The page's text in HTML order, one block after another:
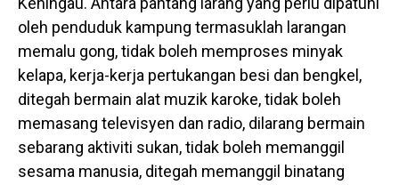
oleh penduduk kampung termasuklah larangan
memalu gong, tidak boleh memproses minyak
kelapa, kerja-kerja pertukangan besi dan bengkel,
ditegah bermain alat muzik karoke, tidak boleh
memasang televisyen dan radio, dilarang bermain
sebarang aktiviti sukan, tidak boleh memanggil
sesama manusia, ditegah memanggil binatang